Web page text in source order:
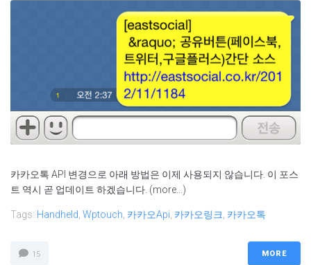
카카오톡 API 변경으로 아래 방법은 이제 사용되지 않습니다. 이 포스
트 역시 곧 업데이트 하겠습니다. (more…)
Tags: Handheld Wptouch 카카오api 카카오링크 카카오톡
15 MORE